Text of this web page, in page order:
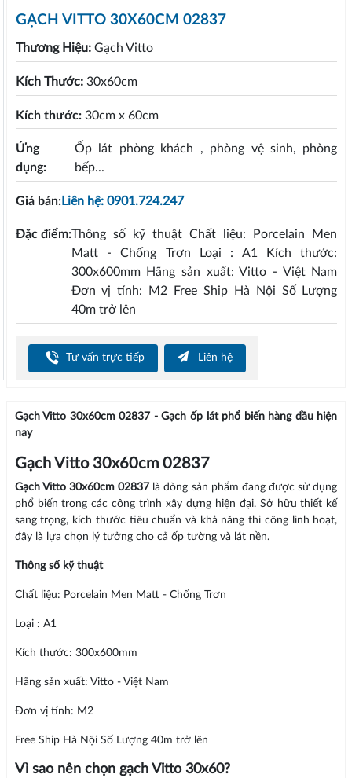
GẠCH VITTO 30X60CM 02837
Thương Hiệu: Gạch Vitto
Kích Thước: 30x60cm
Kích thước: 30cm x 60cm
Ứng
dụng:
Ốp lát phòng khách , phòng vệ sinh, phòng
bếp...
Giá bán:Liên hệ: 0901.724.247
Đặc điểm:Thông số kỹ thuật Chất liệu: Porcelain Men
Matt - Chống Trơn Loại : A1 Kích thước:
300x600mm Hãng sản xuất: Vitto - Việt Nam
Đơn vị tính: M2 Free Ship Hà Nội Số Lượng
40m trở lên
Tư vấn trực tiếp Liên hệ
Gạch Vitto 30x60cm 02837 - Gạch ốp lát phổ biến hàng đầu hiện
nay
Gạch Vitto 30x60cm 02837
Gạch Vitto 30x60cm 02837 là dòng sản phẩm đang được sử dụng
phổ biến trong các công trình xây dựng hiện đại. Sở hữu thiết kế
sang trọng, kích thước tiêu chuẩn và khả năng thi công linh hoạt,
đây là lựa chọn lý tưởng cho cả ốp tường và lát nền.
Thông số kỹ thuật
Chất liệu: Porcelain Men Matt - Chống Trơn
Loại : A1
Kích thước: 300x600mm
Hãng sản xuất: Vitto - Việt Nam
Đơn vị tính: M2
Free Ship Hà Nội Số Lượng 40m trở lên
Vì sao nên chọn gạch Vitto 30x60?